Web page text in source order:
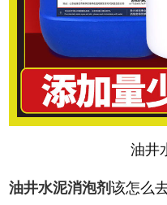
油井
油井水泥消泡剂该怎么